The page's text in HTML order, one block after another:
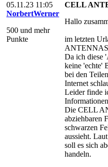
05.11.23 11:05
NorbertWerner
500 und mehr
Punkte
CELL
Hallo
im letzten
Da ich diese
keine 'echte'
bei den
Internet
Leider finde
Die CELL
abziehbaren
schwarzen
aussieht.
soll es sich
handeln.